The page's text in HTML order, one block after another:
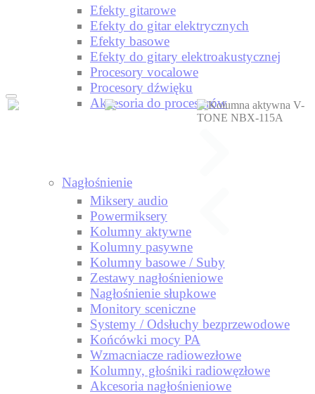
Efekty gitarowe
Efekty do gitar elektrycznych
Efekty basowe
Efekty do gitary elektroakustycznej
Procesory vocalowe
Procesory dźwięku
Akcesoria do procesorów
Nagłośnienie
Miksery audio
Powermiksery
Kolumny aktywne
Kolumny pasywne
Kolumny basowe / Suby
Zestawy nagłośnieniowe
Nagłośnienie słupkowe
Monitory sceniczne
Systemy / Odsłuchy bezprzewodowe
Końcówki mocy PA
Wzmacniacze radiowezłowe
Kolumny, głośniki radiowęzłowe
Akcesoria nagłośnieniowe